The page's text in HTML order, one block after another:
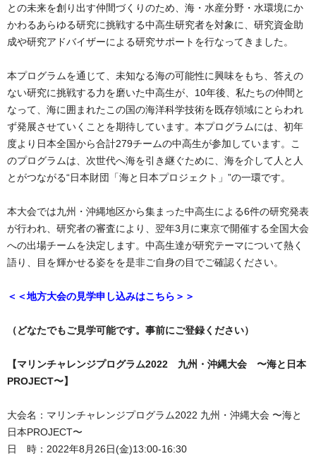
との未来を創り出す仲間づくりのため、海・水産分野・水環境にか
かわるあらゆる研究に挑戦する中高生研究者を対象に、研究資金助
成や研究アドバイザーによる研究サポートを行なってきました。
本プログラムを通じて、未知なる海の可能性に興味をもち、答えの
ない研究に挑戦する力を磨いた中高生が、10年後、私たちの仲間と
なって、海に囲まれたこの国の海洋科学技術を既存領域にとらわれ
ず発展させていくことを期待しています。本プログラムには、初年
度より日本全国から合計279チームの中高生が参加しています。こ
のプログラムは、次世代へ海を引き継ぐために、海を介して人と人
とがつながる“日本財団「海と日本プロジェクト」”の一環です。
本大会では九州・沖縄地区から集まった中高生による6件の研究発表
が行われ、研究者の審査により、翌年3月に東京で開催する全国大会
への出場チームを決定します。中高生達が研究テーマについて熱く
語り、目を輝かせる姿をを是非ご自身の目でご確認ください。
＜＜地方大会の見学申し込みはこちら＞＞
（どなたでもご見学可能です。事前にご登録ください）
【マリンチャレンジプログラム2022 九州・沖縄大会 〜海と日本
PROJECT〜】
大会名：マリンチャレンジプログラム2022 九州・沖縄大会 〜海と
日本PROJECT〜
日 時：2022年8月26日(金)13:00-16:30